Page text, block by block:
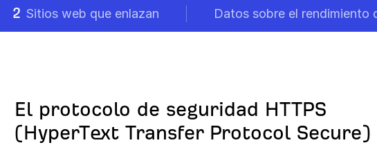
2 Sitios web que enlazan Datos sobre el
El protocolo de seguridad HTTPS
(HyperText Transfer Protocol Secure)